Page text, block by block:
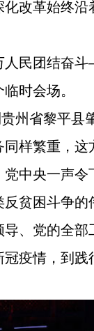
改革始终
人民团结奋
时会场。
州省黎平县
样繁重，这
中央一声
贫困斗争的
、党的全
疫情，到